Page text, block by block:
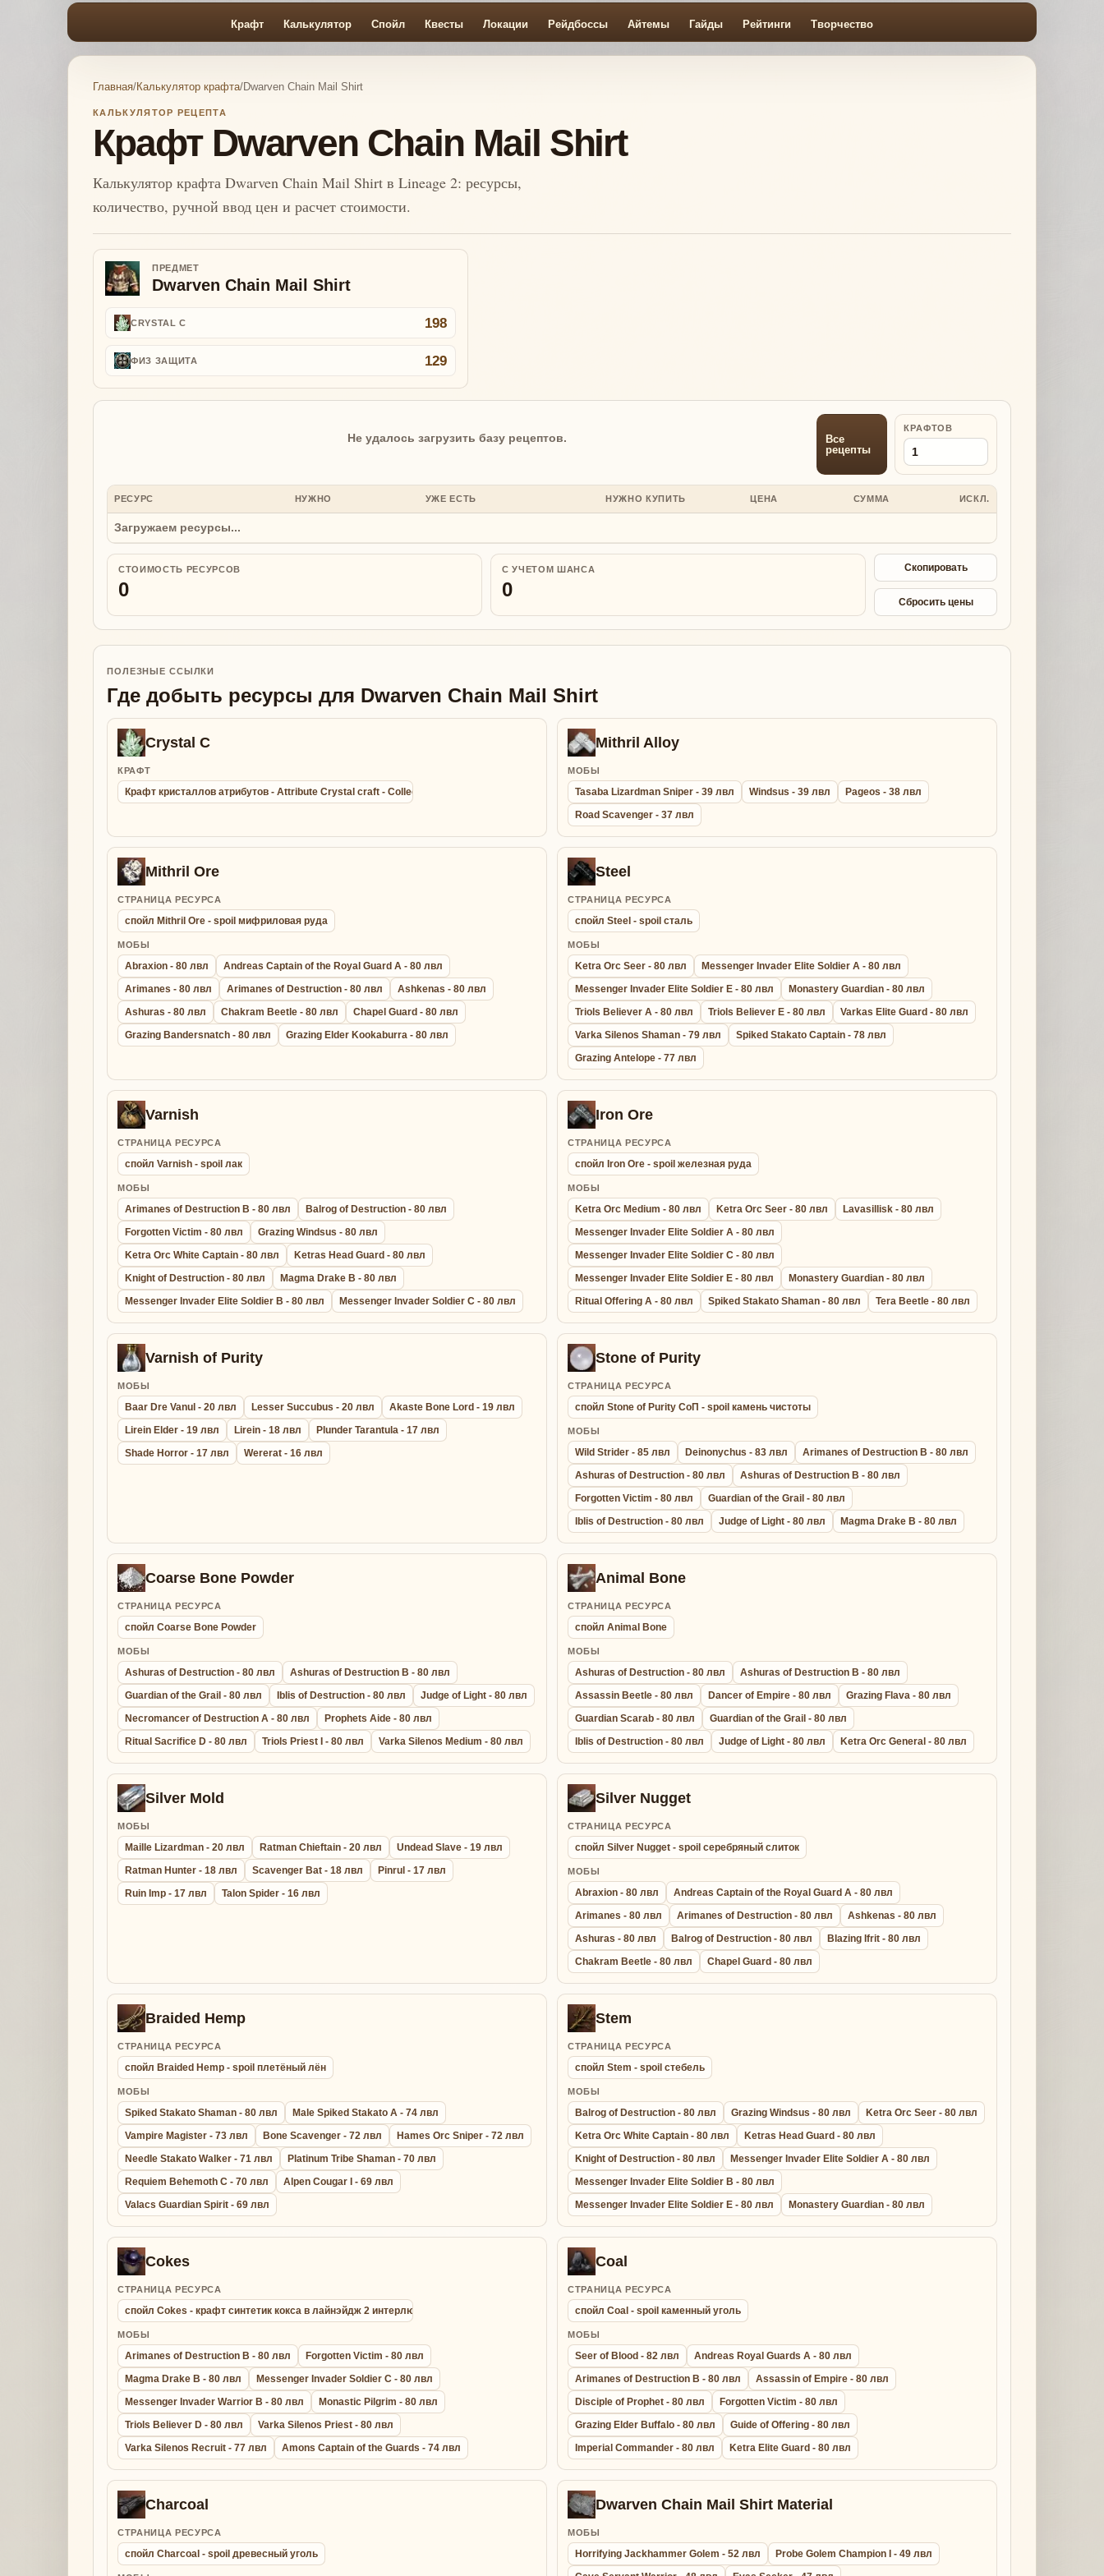
Крафт Калькулятор Спойл Квесты Локации Рейдбоссы Айтемы Гайды Рейтинги Творчество
Главная/Калькулятор крафта/Dwarven Chain Mail Shirt
КАЛЬКУЛЯТОР РЕЦЕПТА
Крафт Dwarven Chain Mail Shirt
Калькулятор крафта Dwarven Chain Mail Shirt в Lineage 2: ресурсы,
количество, ручной ввод цен и расчет стоимости.
ПРЕДМЕТ
Dwarven Chain Mail Shirt
CRYSTAL C 198
ФИЗ ЗАЩИТА 129
Не удалось загрузить базу рецептов.
Все
рецепты
КРАФТОВ
РЕСУРС НУЖНО УЖЕ ЕСТЬ НУЖНО КУПИТЬ ЦЕНА СУММА ИСКЛ.
Загружаем ресурсы...
СТОИМОСТЬ РЕСУРСОВ
0
С УЧЕТОМ ШАНСА
0
Скопировать
Сбросить цены
ПОЛЕЗНЫЕ ССЫЛКИ
Где добыть ресурсы для Dwarven Chain Mail Shirt
Crystal C
КРАФТ
Крафт кристаллов атрибутов - Attribute Crystal craft - Collection agathion summon bracelet - Браслет Сбора Энергии
Mithril Alloy
МОБЫ
Tasaba Lizardman Sniper - 39 лвл Windsus - 39 лвл
Pageos - 38 лвл
Road Scavenger - 37 лвл
Mithril Ore
СТРАНИЦА РЕСУРСА
спойл Mithril Ore - spoil мифриловая руда
МОБЫ
Abraxion - 80 лвл
Andreas Captain of the Royal Guard A - 80 лвл
Arimanes - 80 лвл
Arimanes of Destruction - 80 лвл
Ashkenas - 80 лвл
Ashuras - 80 лвл
Chakram Beetle - 80 лвл
Chapel Guard - 80 лвл
Grazing Bandersnatch - 80 лвл
Grazing Elder Kookaburra - 80 лвл
Steel
СТРАНИЦА РЕСУРСА
спойл Steel - spoil сталь
МОБЫ
Ketra Orc Seer - 80 лвл
Messenger Invader Elite Soldier A - 80 лвл
Messenger Invader Elite Soldier E - 80 лвл
Monastery Guardian - 80 лвл
Triols Believer A - 80 лвл
Triols Believer E - 80 лвл
Varkas Elite Guard - 80 лвл
Varka Silenos Shaman - 79 лвл
Spiked Stakato Captain - 78 лвл
Grazing Antelope - 77 лвл
Varnish
СТРАНИЦА РЕСУРСА
спойл Varnish - spoil лак
МОБЫ
Arimanes of Destruction B - 80 лвл
Balrog of Destruction - 80 лвл
Forgotten Victim - 80 лвл
Grazing Windsus - 80 лвл
Ketra Orc White Captain - 80 лвл
Ketras Head Guard - 80 лвл
Knight of Destruction - 80 лвл
Magma Drake B - 80 лвл
Messenger Invader Elite Soldier B - 80 лвл
Messenger Invader Soldier C - 80 лвл
Iron Ore
СТРАНИЦА РЕСУРСА
спойл Iron Ore - spoil железная руда
МОБЫ
Ketra Orc Medium - 80 лвл Ketra Orc Seer - 80 лвл
Lavasillisk - 80 лвл
Messenger Invader Elite Soldier A - 80 лвл
Messenger Invader Elite Soldier C - 80 лвл
Messenger Invader Elite Soldier E - 80 лвл
Monastery Guardian - 80 лвл
Ritual Offering A - 80 лвл
Spiked Stakato Shaman - 80 лвл Tera Beetle - 80 лвл
Varnish of Purity
МОБЫ
Baar Dre Vanul - 20 лвл Lesser Succubus - 20 лвл
Akaste Bone Lord - 19 лвл
Lirein Elder - 19 лвл
Lirein - 18 лвл
Plunder Tarantula - 17 лвл
Shade Horror - 17 лвл
Wererat - 16 лвл
Stone of Purity
СТРАНИЦА РЕСУРСА
спойл Stone of Purity СоП - spoil камень чистоты
МОБЫ
Wild Strider - 85 лвл Deinonychus - 83 лвл
Arimanes of Destruction B - 80 лвл
Ashuras of Destruction - 80 лвл
Ashuras of Destruction B - 80 лвл
Forgotten Victim - 80 лвл
Guardian of the Grail - 80 лвл
Iblis of Destruction - 80 лвл
Judge of Light - 80 лвл Magma Drake B - 80 лвл
Coarse Bone Powder
СТРАНИЦА РЕСУРСА
спойл Coarse Bone Powder
МОБЫ
Ashuras of Destruction - 80 лвл
Ashuras of Destruction B - 80 лвл
Guardian of the Grail - 80 лвл
Iblis of Destruction - 80 лвл
Judge of Light - 80 лвл
Necromancer of Destruction A - 80 лвл
Prophets Aide - 80 лвл
Ritual Sacrifice D - 80 лвл
Triols Priest I - 80 лвл Varka Silenos Medium - 80 лвл
Animal Bone
СТРАНИЦА РЕСУРСА
спойл Animal Bone
МОБЫ
Ashuras of Destruction - 80 лвл
Ashuras of Destruction B - 80 лвл
Assassin Beetle - 80 лвл
Dancer of Empire - 80 лвл
Grazing Flava - 80 лвл
Guardian Scarab - 80 лвл
Guardian of the Grail - 80 лвл
Iblis of Destruction - 80 лвл
Judge of Light - 80 лвл Ketra Orc General - 80 лвл
Silver Mold
МОБЫ
Maille Lizardman - 20 лвл Ratman Chieftain - 20 лвл
Undead Slave - 19 лвл
Ratman Hunter - 18 лвл
Scavenger Bat - 18 лвл
Pinrul - 17 лвл
Ruin Imp - 17 лвл
Talon Spider - 16 лвл
Silver Nugget
СТРАНИЦА РЕСУРСА
спойл Silver Nugget - spoil серебряный слиток
МОБЫ
Abraxion - 80 лвл
Andreas Captain of the Royal Guard A - 80 лвл
Arimanes - 80 лвл
Arimanes of Destruction - 80 лвл
Ashkenas - 80 лвл
Ashuras - 80 лвл
Balrog of Destruction - 80 лвл
Blazing Ifrit - 80 лвл
Chakram Beetle - 80 лвл
Chapel Guard - 80 лвл
Braided Hemp
СТРАНИЦА РЕСУРСА
спойл Braided Hemp - spoil плетёный лён
МОБЫ
Spiked Stakato Shaman - 80 лвл
Male Spiked Stakato A - 74 лвл
Vampire Magister - 73 лвл
Bone Scavenger - 72 лвл
Hames Orc Sniper - 72 лвл
Needle Stakato Walker - 71 лвл
Platinum Tribe Shaman - 70 лвл
Requiem Behemoth C - 70 лвл
Alpen Cougar I - 69 лвл
Valacs Guardian Spirit - 69 лвл
Stem
СТРАНИЦА РЕСУРСА
спойл Stem - spoil стебель
МОБЫ
Balrog of Destruction - 80 лвл Grazing Windsus - 80 лвл
Ketra Orc Seer - 80 лвл
Ketra Orc White Captain - 80 лвл
Ketras Head Guard - 80 лвл
Knight of Destruction - 80 лвл
Messenger Invader Elite Soldier A - 80 лвл
Messenger Invader Elite Soldier B - 80 лвл
Messenger Invader Elite Soldier E - 80 лвл
Monastery Guardian - 80 лвл
Cokes
СТРАНИЦА РЕСУРСА
спойл Cokes - крафт синтетик кокса в лайнэйдж 2 интерлюд
МОБЫ
Arimanes of Destruction B - 80 лвл
Forgotten Victim - 80 лвл
Magma Drake B - 80 лвл
Messenger Invader Soldier C - 80 лвл
Messenger Invader Warrior B - 80 лвл
Monastic Pilgrim - 80 лвл
Triols Believer D - 80 лвл
Varka Silenos Priest - 80 лвл
Varka Silenos Recruit - 77 лвл
Amons Captain of the Guards - 74 лвл
Coal
СТРАНИЦА РЕСУРСА
спойл Coal - spoil каменный уголь
МОБЫ
Seer of Blood - 82 лвл
Andreas Royal Guards A - 80 лвл
Arimanes of Destruction B - 80 лвл
Assassin of Empire - 80 лвл
Disciple of Prophet - 80 лвл
Forgotten Victim - 80 лвл
Grazing Elder Buffalo - 80 лвл
Guide of Offering - 80 лвл
Imperial Commander - 80 лвл
Ketra Elite Guard - 80 лвл
Charcoal
СТРАНИЦА РЕСУРСА
спойл Charcoal - spoil древесный уголь
Dwarven Chain Mail Shirt Material
МОБЫ
Horrifying Jackhammer Golem - 52 лвл
Probe Golem Champion I - 49 лвл